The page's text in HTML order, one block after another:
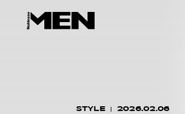
STYLE 2026.02.06